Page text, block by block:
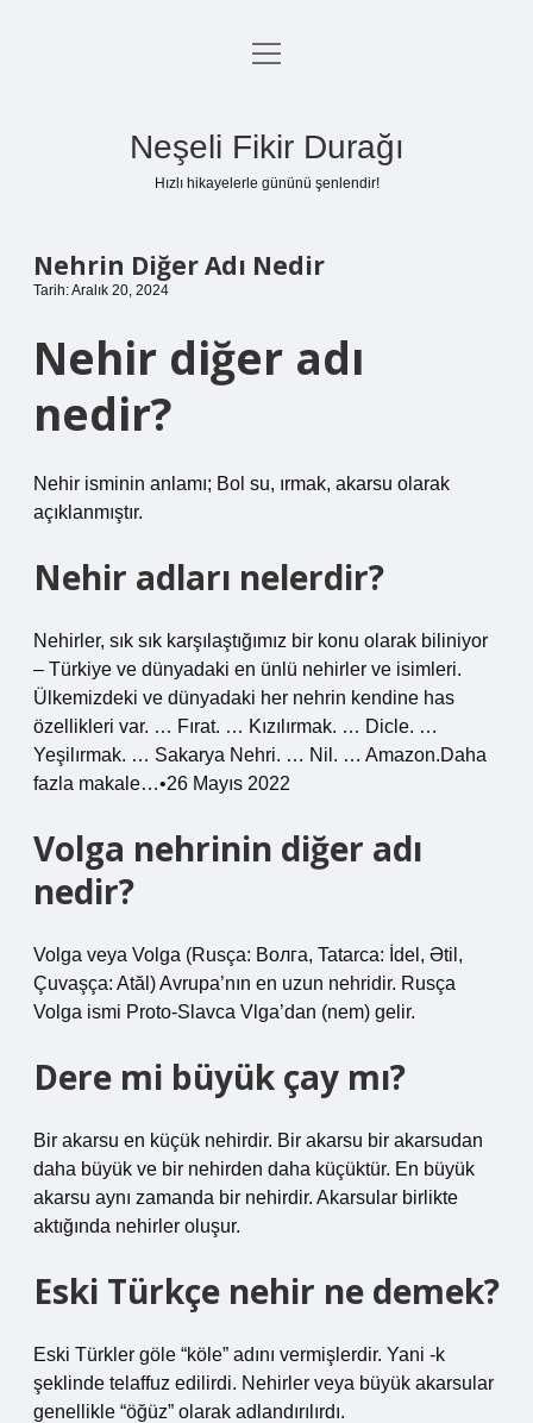
Anasayfa
menüyü
Neşeli Fikir Durağı
Hızlı hikayelerle gününü şenlendir!
Nehrin Diğer Adı Nedir
Tarih: Aralık 20, 2024
Nehir diğer adı
nedir?
Nehir isminin anlamı; Bol su, ırmak, akarsu olarak
açıklanmıştır.
Nehir adları nelerdir?
Nehirler, sık sık karşılaştığımız bir konu olarak biliniyor
– Türkiye ve dünyadaki en ünlü nehirler ve isimleri.
Ülkemizdeki ve dünyadaki her nehrin kendine has
özellikleri var. … Fırat. … Kızılırmak. … Dicle. …
Yeşilırmak. … Sakarya Nehri. … Nil. … Amazon.Daha
fazla makale…•26 Mayıs 2022
Volga nehrinin diğer adı
nedir?
Volga veya Volga (Rusça: Волга, Tatarca: İdel, Ətil,
Çuvaşça: Atăl) Avrupa’nın en uzun nehridir. Rusça
Volga ismi Proto-Slavca Vlga’dan (nem) gelir.
Dere mi büyük çay mı?
Bir akarsu en küçük nehirdir. Bir akarsu bir akarsudan
daha büyük ve bir nehirden daha küçüktür. En büyük
akarsu aynı zamanda bir nehirdir. Akarsular birlikte
aktığında nehirler oluşur.
Eski Türkçe nehir ne demek?
Eski Türkler göle “köle” adını vermişlerdir. Yani -k
şeklinde telaffuz edilirdi. Nehirler veya büyük akarsular
genellikle “öğüz” olarak adlandırılırdı.